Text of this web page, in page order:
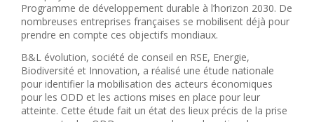
Programme de développement durable à l’horizon 2030. De
nombreuses entreprises françaises se mobilisent déjà pour
prendre en compte ces objectifs mondiaux.
B&L évolution, société de conseil en RSE, Energie,
Biodiversité et Innovation, a réalisé une étude nationale
pour identifier la mobilisation des acteurs économiques
pour les ODD et les actions mises en place pour leur
atteinte. Cette étude fait un état des lieux précis de la prise